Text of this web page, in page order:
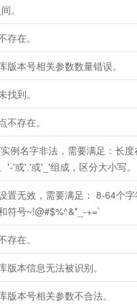
。
存在。
版本号相关参数数量错误。
找到。
不存在。
例名字非法，需要满足：长
'-'或'.'或'_'组成，区分大小写。
置无效，需要满足： 8-64个
符号~!@#$%^&*_-+=`
存在。
版本信息无法被识别。
版本号相关参数不合法。